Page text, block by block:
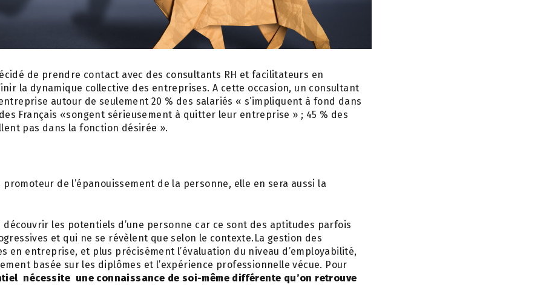
de prendre contact avec des consultants RH et facilitateurs en
la dynamique collective des entreprises. A cette occasion, un consultant
entreprise autour de seulement 20 % des salariés « s’impliquent à fond dans
Français «songent sérieusement à quitter leur entreprise » ; 45 % des
pas dans la fonction désirée ».
promoteur de l’épanouissement de la personne, elle en sera aussi la
découvrir les potentiels d’une personne car ce sont des aptitudes parfois
et qui ne se révèlent que selon le contexte.La gestion des
en entreprise, et plus précisément l’évaluation du niveau d’employabilité,
basée sur les diplômes et l’expérience professionnelle vécue. Pour
nécessite une connaissance de soi-même différente qu’on retrouve